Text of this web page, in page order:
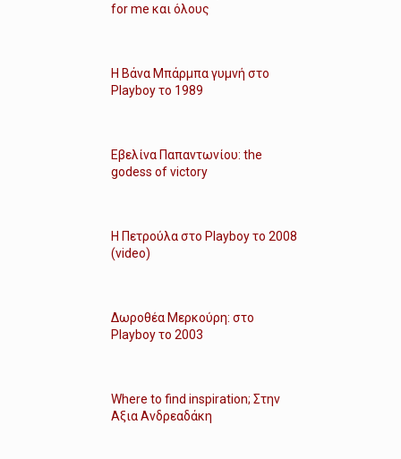
for me και όλους
Η Βάνα Μπάρμπα γυμνή στο
Playboy το 1989
Εβελίνα Παπαντωνίου: the
godess of victory
Η Πετρούλα στο Playboy το 2008
(video)
Δωροθέα Μερκούρη: στο
Playboy το 2003
Where to find inspiration; Στην
Αξια Ανδρεαδάκη